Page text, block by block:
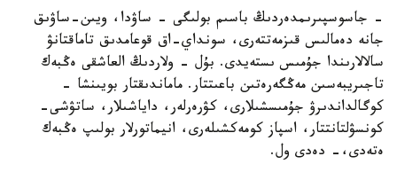
- جاسوسپىرىمدەردىڭ باسىم بولىگى - ساۋدا، ويىن-ساۋىق
جانە دەمالىس قىزمەتتەرى، سونداي-اق قوعامدىق تاماقتانۋ
سالالارىندا جۇمىس ىستەيدى. بۇل - ولاردىڭ العاشقى ەڭبەك
تاجىريبەسىن مەڭگەرەتىن باعىتتار. ماماندىقتار بويىنشا -
كوگالداندىرۋ جۇمىسشىلارى، كۋرەرلەر، داياشىلار، ساتۋشى-
كونسۋلتانتتار، اسپاز كومەكشىلەرى، انيماتورلار بولىپ ەڭبەك
ەتەدى،- دەدى ول.